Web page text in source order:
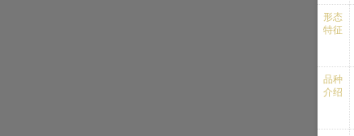
形态
特征
品种
介绍